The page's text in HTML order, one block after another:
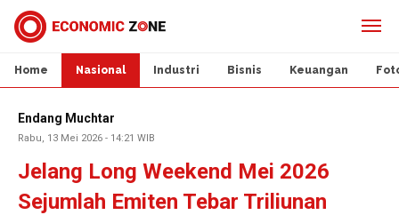
Home Nasional Industri Bisnis Keuangan
Endang Muchtar
Rabu, 13 Mei 2026 - 14:21 WIB
Jelang Long Weekend Mei 2026
Sejumlah Emiten Tebar Triliunan